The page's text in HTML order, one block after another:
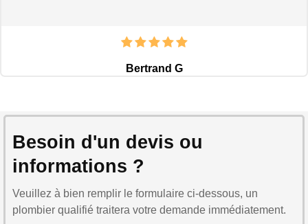
Bertrand G
Besoin d'un devis ou
informations ?
Veuillez à bien remplir le formulaire ci-dessous, un
plombier qualifié traitera votre demande immédiatement.